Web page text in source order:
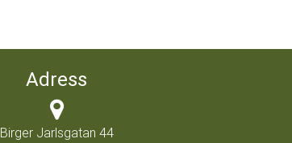
Adress
Birger Jarlsgatan 44